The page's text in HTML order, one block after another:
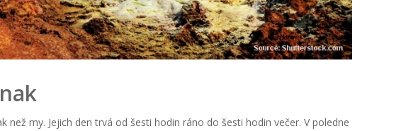
než my. Jejich den trvá od šesti hodin ráno do šesti hodin večer. V poledne